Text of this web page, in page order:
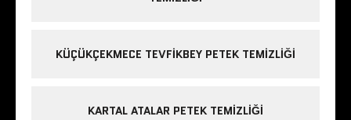
KÜÇÜKÇEKMECE TEVFIKBEY PETEK TEMIZLIĞI
KARTAL ATALAR PETEK TEMIZLIĞI